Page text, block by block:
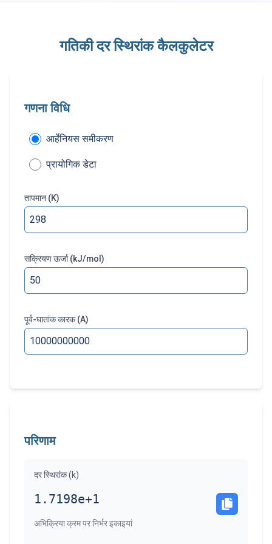
गतिकी दर स्थिरांक कैलकुलेटर
गणना विधि
गणना विधि
आर्हेनियस समीकरण
प्रायोगिक डेटा
तापमान (K)
सक्रियण ऊर्जा(kJ/mol)
पूर्व-घातांक कारक(A)
परिणाम
दर स्थिरांक (k)
1.7198e+1
अभिक्रिया क्रम पर निर्भर इकाइयां
परिणाम